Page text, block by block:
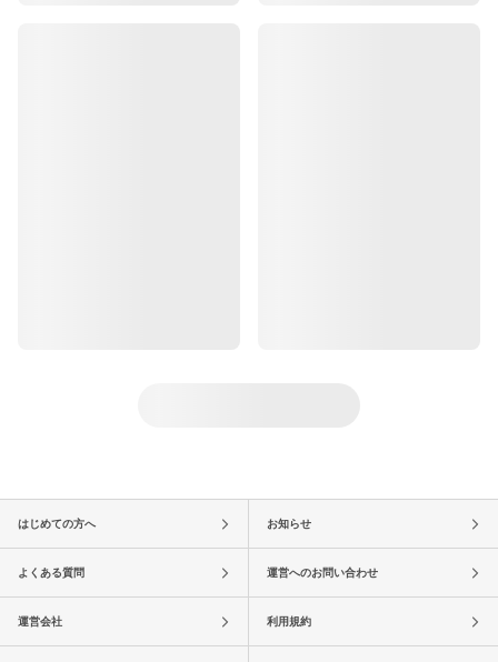
はじめての方へ お知らせ
よくある質問 運営へのお問い合わせ
運営会社 利用規約